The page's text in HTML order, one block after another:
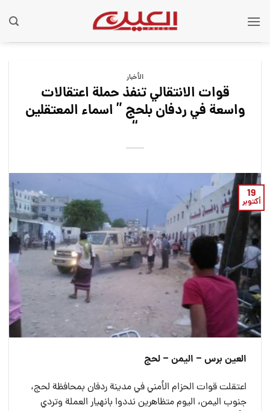
الأخبار
قوات الانتقالي تنفذ حملة اعتقالات
واسعة في ردفان بلحج ” اسماء المعتقلين
“
19
أكتوبر
العين برس – اليمن – لحج
اعتقلت قوات الحزام الأمني في مدينة ردفان بمحافظة لحج،
جنوب اليمن، اليوم متظاهرين نددوا بانهيار العملة وتردي